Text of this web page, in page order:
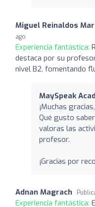
Miguel Reinaldos
ago
Experiencia fantástica:
destaca por su
nivel B2, fomentando
MaySpeak
¡Muchas
Qué gusto
valoras las
profesor.
¡Gracias por
Adnan Magrach
Experiencia fantástica: